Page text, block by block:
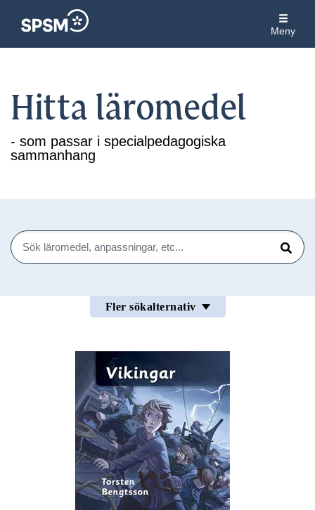
Meny
Hitta läromedel
- som passar i specialpedagogiska
sammanhang
Sök
Sök
Fler sökalternativ